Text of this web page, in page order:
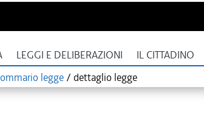
LEGGI E DELIBERAZIONI IL CITTADINO
legge / dettaglio legge